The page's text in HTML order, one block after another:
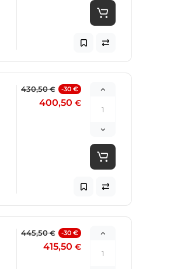
430,50€ -30 €
400,50 €
445,50€ -30 €
415,50 €